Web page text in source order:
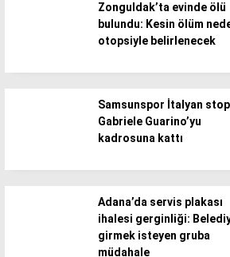
Zonguldak’ta evinde ölü
bulundu: Kesin ölüm
otopsiyle belirlenecek
Samsunspor İtalyan
Gabriele Guarino’yu
kadrosuna kattı
Adana’da servis plakası
ihalesi gerginliği:
girmek isteyen gruba
müdahale